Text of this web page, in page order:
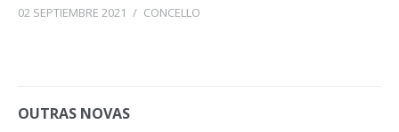
02 SEPTIEMBRE 2021 / CONCELLO
OUTRAS NOVAS